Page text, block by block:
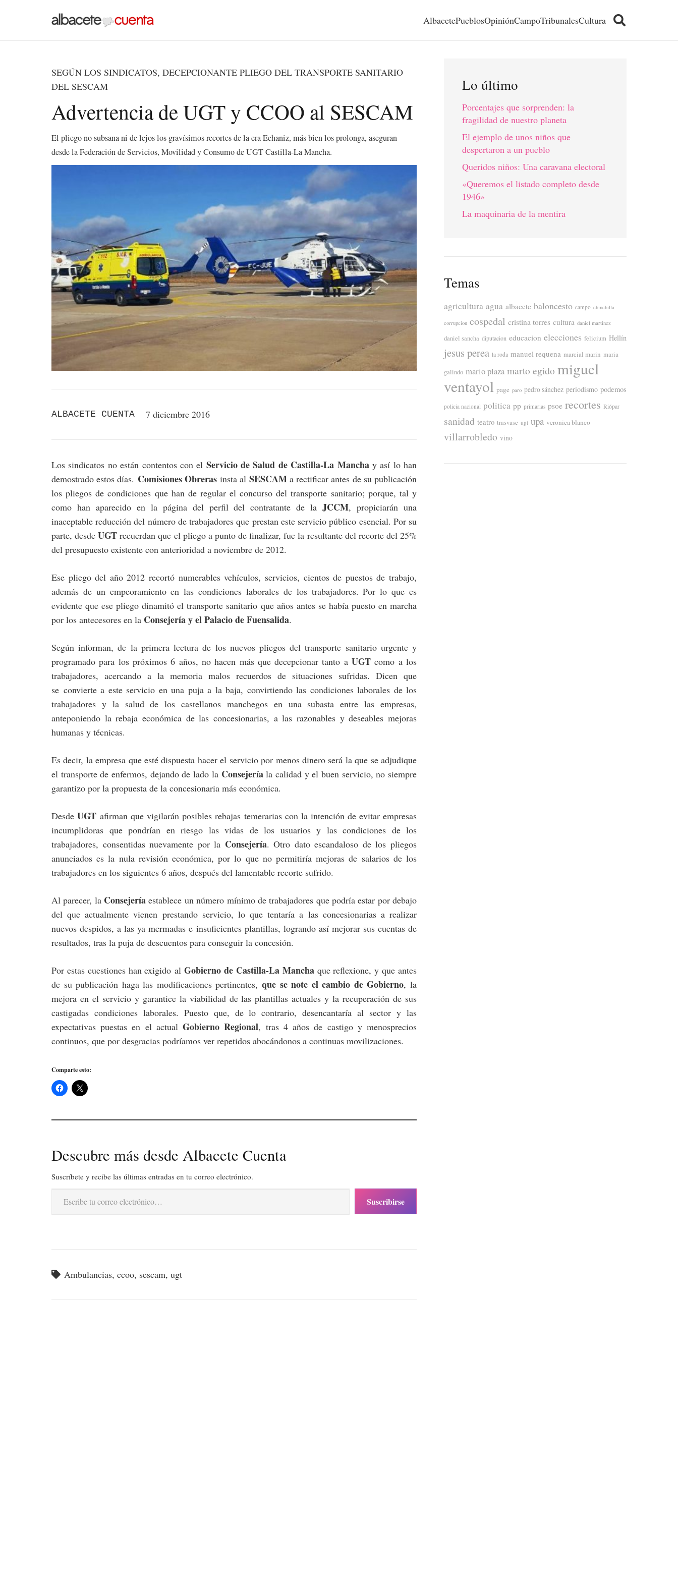
AlbacetePueblosOpiniónCampoTribunalesCultura
SEGÚN LOS SINDICATOS, DECEPCIONANTE PLIEGO DEL TRANSPORTE SANITARIO
DEL SESCAM
Advertencia de UGT y CCOO al SESCAM
El pliego no subsana ni de lejos los gravísimos recortes de la era Echaniz, más bien los prolonga, aseguran
desde la Federación de Servicios, Movilidad y Consumo de UGT Castilla-La Mancha.
ALBACETE CUENTA 7 diciembre 2016
Los sindicatos no están contentos con el Servicio de Salud de Castilla-La Manchay así lo han
demostrado estos días. Comisiones Obrerasinsta al SESCAMa rectificar antes de su publicación
los pliegos de condiciones que han de regular el concurso del transporte sanitario; porque, tal y
como han aparecido en la página del perfil del contratante de laJCCM, propiciarán una
inaceptable reducción del número de trabajadores que prestan este servicio público esencial. Por su
parte, desdeUGT recuerdan que el pliego a punto de finalizar, fue la resultante del recorte del 25%
del presupuesto existente con anterioridad a noviembre de 2012.
Ese pliego del año 2012 recortó numerables vehículos, servicios, cientos de puestos de trabajo,
además de un empeoramiento en las condiciones laborales de los trabajadores. Por lo que es
evidente que ese pliego dinamitó el transporte sanitario que años antes se había puesto en marcha
por los antecesores en la Consejería y el Palacio de Fuensalida.
Según informan, de la primera lectura de los nuevos pliegos del transporte sanitario urgente y
programado para los próximos 6 años, no hacen más que decepcionar tanto aUGT como a los
trabajadores, acercando a la memoria malos recuerdos de situaciones sufridas. Dicen que
se convierte a este servicio en una puja a la baja, convirtiendo las condiciones laborales de los
trabajadores y la salud de los castellanos manchegos en una subasta entre las empresas,
anteponiendo la rebaja económica de las concesionarias, a las razonables y deseables mejoras
humanas y técnicas.
Es decir, la empresa que esté dispuesta hacer el servicio por menos dinero será la que se adjudique
el transporte de enfermos, dejando de lado la Consejeríala calidad y el buen servicio, no siempre
garantizo por la propuesta de la concesionaria más económica.
DesdeUGTafirman que vigilarán posibles rebajas temerarias con la intención de evitar empresas
incumplidoras que pondrían en riesgo las vidas de los usuarios y las condiciones de los
trabajadores, consentidas nuevamente por la Consejería. Otro dato escandaloso de los pliegos
anunciados es la nula revisión económica, por lo que no permitiría mejoras de salarios de los
trabajadores en los siguientes 6 años, después del lamentable recorte sufrido.
Al parecer, la Consejería establece un número mínimo de trabajadores que podría estar por debajo
del que actualmente vienen prestando servicio, lo que tentaría a las concesionarias a realizar
nuevos despidos, a las ya mermadas e insuficientes plantillas, logrando así mejorar sus cuentas de
resultados, tras la puja de descuentos para conseguir la concesión.
Por estas cuestiones han exigido alGobierno de Castilla-La Manchaque reflexione, y que antes
de su publicación haga las modificaciones pertinentes, que se note el cambio de Gobierno, la
mejora en el servicio y garantice la viabilidad de las plantillas actuales y la recuperación de sus
castigadas condiciones laborales. Puesto que, de lo contrario, desencantaría al sector y las
expectativas puestas en el actualGobierno Regional, tras 4 años de castigo y menosprecios
continuos, que por desgracias podríamos ver repetidos abocándonos a continuas movilizaciones.
Comparte esto:
Descubre más desde Albacete Cuenta
Suscríbete y recibe las últimas entradas en tu correo electrónico.
Escribe tu correo electrónico…
Suscribirse
Ambulancias,ccoo, sescam,ugt
Lo último
Porcentajes que sorprenden: la
fragilidad de nuestro planeta
El ejemplo de unos niños que
despertaron a un pueblo
Queridos niños: Una caravana electoral
«Queremos el listado completo desde
1946»
La maquinaria de la mentira
Temas
agricultura agua albacete baloncesto campo chinchilla
corrupcion cospedal cristina torres cultura daniel martinez
daniel sancha diputacion educacion elecciones felicium Hellín
jesus perea la roda manuel requena marcial marin maria
galindo mario plaza marto egido miguel
ventayol page paro pedro sánchez periodismo podemos
policia nacional politica pp primarias psoe recortes Riópar
sanidad teatro trasvase ugt upa veronica blanco
villarrobledo vino